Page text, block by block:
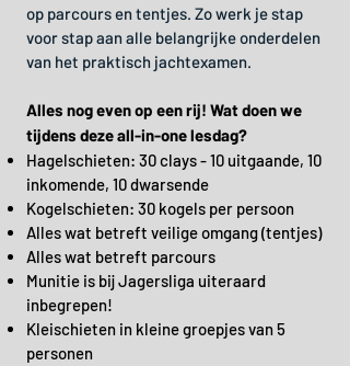
op parcours en tentjes. Zo werk je stap
voor stap aan alle belangrijke onderdelen
van het praktisch jachtexamen.
Alles nog even op een rij! Wat doen we
tijdens deze all-in-one lesdag?
Hagelschieten: 30 clays - 10 uitgaande, 10
inkomende, 10 dwarsende
Kogelschieten: 30 kogels per persoon
Alles wat betreft veilige omgang (tentjes)
Alles wat betreft parcours
Munitie is bij Jagersliga uiteraard
inbegrepen!
Kleischieten in kleine groepjes van 5
personen